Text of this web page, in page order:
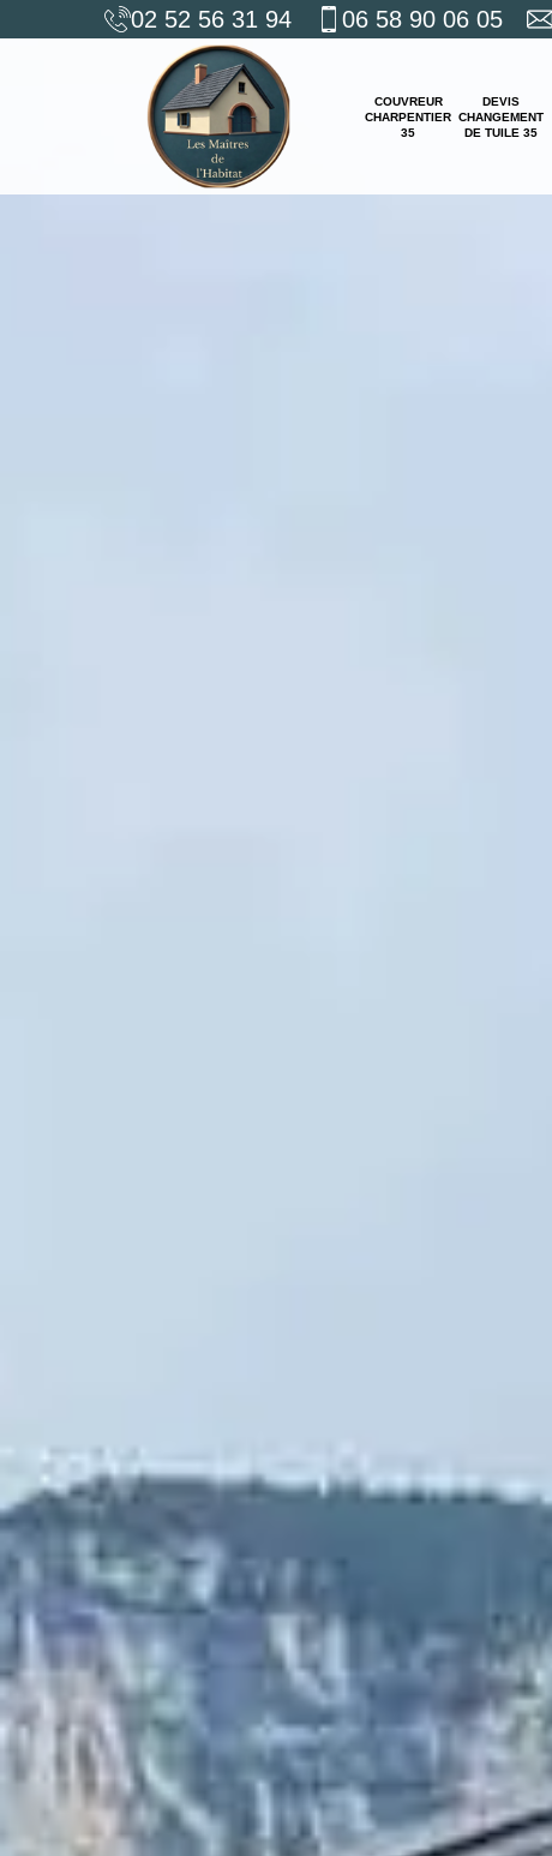
02 52 56 31 94 06 58 90 06 05
COUVREUR
CHARPENTIER
35
DEVIS
CHANGEMENT
DE TUILE 35